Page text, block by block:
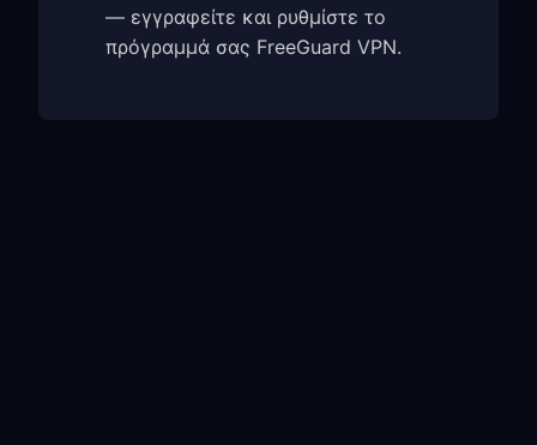
— εγγραφείτε και ρυθμίστε το
πρόγραμμά σας FreeGuard VPN.